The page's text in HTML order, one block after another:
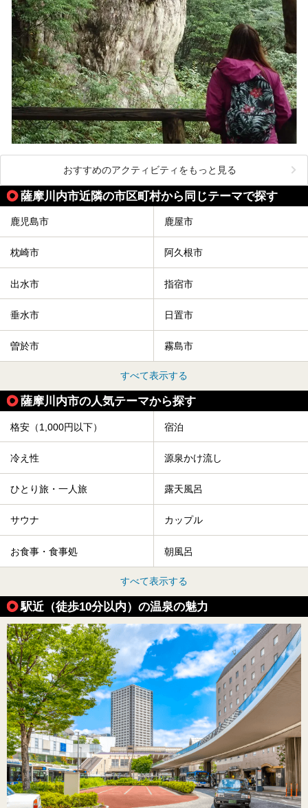
おすすめのアクティビティをもっと見る
薩摩川内市近隣の市区町村から同じテーマで探す
鹿児島市 鹿屋市
枕崎市 阿久根市
出水市 指宿市
垂水市 日置市
曽於市 霧島市
すべて表示する
薩摩川内市の人気テーマから探す
格安（1,000円以下） 宿泊
冷え性 源泉かけ流し
ひとり旅・一人旅 露天風呂
サウナ カップル
お食事・食事処 朝風呂
すべて表示する
駅近（徒歩10分以内）の温泉の魅力